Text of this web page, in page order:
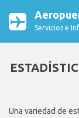
Servicios e
Una variedad de